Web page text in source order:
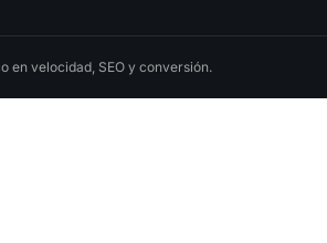
en velocidad, SEO y conversión.